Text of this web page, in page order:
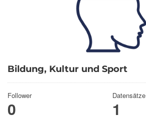
Bildung, Kultur und Sport
Follower
0
Datensätze
1